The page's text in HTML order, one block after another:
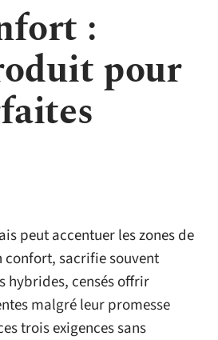
:
pour
peut accentuer les zones de
confort, sacrifie souvent
hybrides, censés offrir
malgré leur promesse
trois exigences sans